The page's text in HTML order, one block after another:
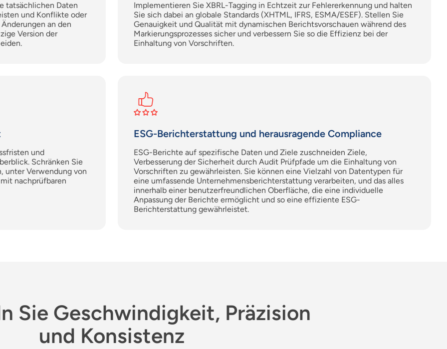
tatsächlichen Daten
und Konflikte oder
an den
Version der
Implementieren Sie XBRL-Tagging in Echtzeit zur Fehlererkennung und halten
Sie sich dabei an globale Standards (XHTML, IFRS, ESMA/ESEF). Stellen Sie
Genauigkeit und Qualität mit dynamischen Berichtsvorschauen während des
Markierungsprozesses sicher und verbessern Sie so die Effizienz bei der
Einhaltung von Vorschriften.
und
Schränken Sie
unter Verwendung von
nachprüfbaren
ESG-Berichterstattung und herausragende Compliance
ESG-Berichte auf spezifische Daten und Ziele zuschneiden Ziele,
Verbesserung der Sicherheit durch Audit Prüfpfade um die Einhaltung von
Vorschriften zu gewährleisten. Sie können eine Vielzahl von Datentypen für
eine umfassende Unternehmensberichterstattung verarbeiten, und das alles
innerhalb einer benutzerfreundlichen Oberfläche, die eine individuelle
Anpassung der Berichte ermöglicht und so eine effiziente ESG-
Berichterstattung gewährleistet.
Sie Geschwindigkeit, Präzision
und Konsistenz